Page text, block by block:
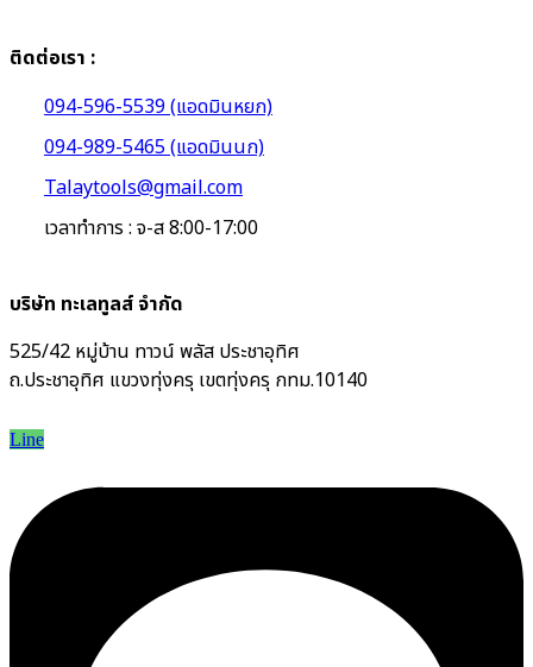
ติดต่อเรา :
094-596-5539 (แอดมินหยก)
094-989-5465 (แอดมินนก)
Talaytools@gmail.com
เวลาทำการ : จ-ส 8:00-17:00
บริษัท ทะเลทูลส์ จำกัด
525/42 หมู่บ้าน ทาวน์ พลัส ประชาอุทิศ
ถ.ประชาอุทิศ แขวงทุ่งครุ เขตทุ่งครุ กทม.10140
Line